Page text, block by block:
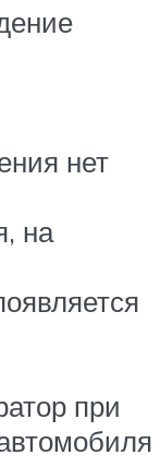
нет
на
при